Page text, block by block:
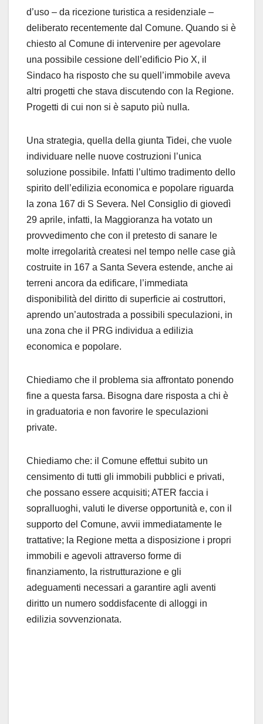
d’uso – da ricezione turistica a residenziale –
deliberato recentemente dal Comune. Quando si è
chiesto al Comune di intervenire per agevolare
una possibile cessione dell’edificio Pio X, il
Sindaco ha risposto che su quell’immobile aveva
altri progetti che stava discutendo con la Regione.
Progetti di cui non si è saputo più nulla.
Una strategia, quella della giunta Tidei, che vuole
individuare nelle nuove costruzioni l’unica
soluzione possibile. Infatti l’ultimo tradimento dello
spirito dell’edilizia economica e popolare riguarda
la zona 167 di S Severa. Nel Consiglio di giovedì
29 aprile, infatti, la Maggioranza ha votato un
provvedimento che con il pretesto di sanare le
molte irregolarità createsi nel tempo nelle case già
costruite in 167 a Santa Severa estende, anche ai
terreni ancora da edificare, l’immediata
disponibilità del diritto di superficie ai costruttori,
aprendo un’autostrada a possibili speculazioni, in
una zona che il PRG individua a edilizia
economica e popolare.
Chiediamo che il problema sia affrontato ponendo
fine a questa farsa. Bisogna dare risposta a chi è
in graduatoria e non favorire le speculazioni
private.
Chiediamo che: il Comune effettui subito un
censimento di tutti gli immobili pubblici e privati,
che possano essere acquisiti; ATER faccia i
sopralluoghi, valuti le diverse opportunità e, con il
supporto del Comune, avvii immediatamente le
trattative; la Regione metta a disposizione i propri
immobili e agevoli attraverso forme di
finanziamento, la ristrutturazione e gli
adeguamenti necessari a garantire agli aventi
diritto un numero soddisfacente di alloggi in
edilizia sovvenzionata.